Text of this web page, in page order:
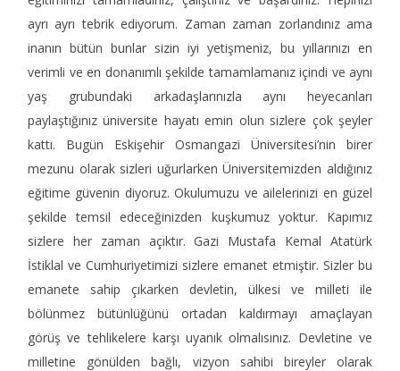
ayrı ayrı tebrik ediyorum. Zaman zaman zorlandınız ama
inanın bütün bunlar sizin iyi yetişmeniz, bu yıllarınızı en
verimli ve en donanımlı şekilde tamamlamanız içindi ve aynı
yaş grubundaki arkadaşlarınızla aynı heyecanları
paylaştığınız üniversite hayatı emin olun sizlere çok şeyler
kattı. Bugün Eskişehir Osmangazi Üniversitesi’nin birer
mezunu olarak sizleri uğurlarken Üniversitemizden aldığınız
eğitime güvenin diyoruz. Okulumuzu ve ailelerinizi en güzel
şekilde temsil edeceğinizden kuşkumuz yoktur. Kapımız
sizlere her zaman açıktır. Gazi Mustafa Kemal Atatürk
İstiklal ve Cumhuriyetimizi sizlere emanet etmiştir. Sizler bu
emanete sahip çıkarken devletin, ülkesi ve milleti ile
bölünmez bütünlüğünü ortadan kaldırmayı amaçlayan
görüş ve tehlikelere karşı uyanık olmalısınız. Devletine ve
milletine gönülden bağlı, vizyon sahibi bireyler olarak